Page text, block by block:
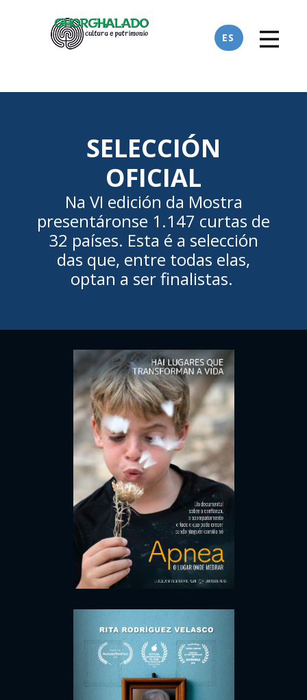
ES
SELECCIÓN
OFICIAL
Na VI edición da Mostra
presentáronse 1.147 curtas de
32 países. Esta é a selección
das que, entre todas elas,
optan a ser finalistas.